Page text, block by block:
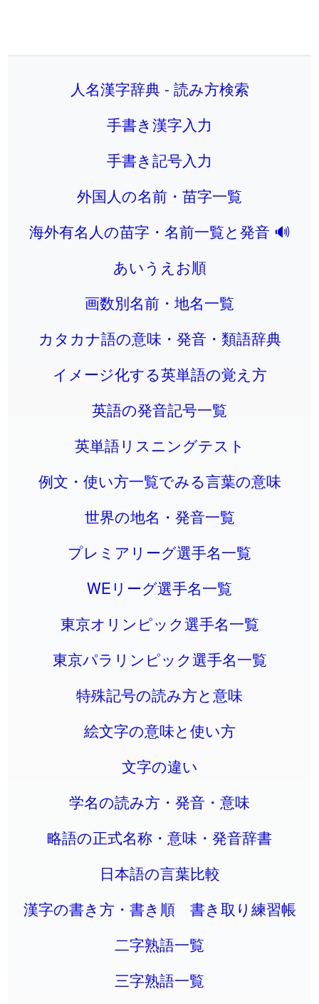
人名漢字辞典 - 読み方検索
手書き漢字入力
手書き記号入力
外国人の名前・苗字一覧
海外有名人の苗字・名前一覧と発音 🔊
あいうえお順
画数別名前・地名一覧
カタカナ語の意味・発音・類語辞典
イメージ化する英単語の覚え方
英語の発音記号一覧
英単語リスニングテスト
例文・使い方一覧でみる言葉の意味
世界の地名・発音一覧
プレミアリーグ選手名一覧
WEリーグ選手名一覧
東京オリンピック選手名一覧
東京パラリンピック選手名一覧
特殊記号の読み方と意味
絵文字の意味と使い方
文字の違い
学名の読み方・発音・意味
略語の正式名称・意味・発音辞書
日本語の言葉比較
漢字の書き方・書き順 書き取り練習帳
二字熟語一覧
三字熟語一覧